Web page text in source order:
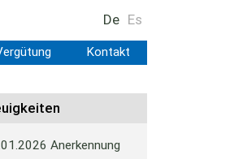
De Es
Kontakt
Anerkennung